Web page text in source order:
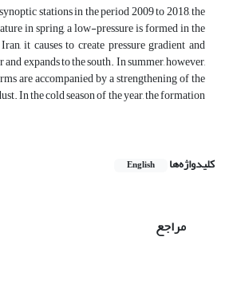
stations in the period 2009 to 2018, the
in spring, a low-pressure is formed in the
it causes to create pressure gradient and
expands to the south. In summer, however,
are accompanied by a strengthening of the
In the cold season of the year, the formation
کلیدواژه‌ها English
مراجع